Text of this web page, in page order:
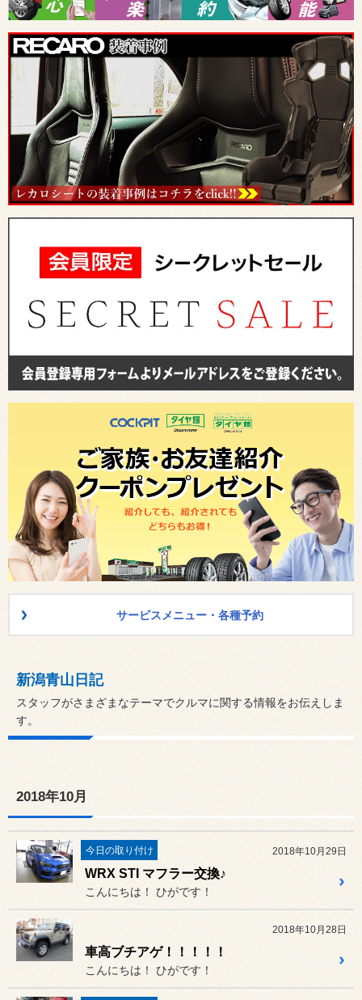
サービスメニュー・各種予約
新潟青山日記
スタッフがさまざまなテーマでクルマに関する情報をお伝えしま
す。
2018年10月
今日の取り付け 2018年10月29日
WRX STI マフラー交換♪
こんにちは！ ひがです！
2018年10月28日
車高ブチアゲ！！！！！
こんにちは！ ひがです！